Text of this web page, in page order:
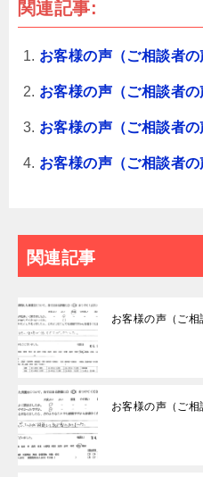
関連記事:
お客様の声（ご相談者
お客様の声（ご相談者
お客様の声（ご相談者
お客様の声（ご相談者の
関連記事
お客様の声（ご相
お客様の声（ご相